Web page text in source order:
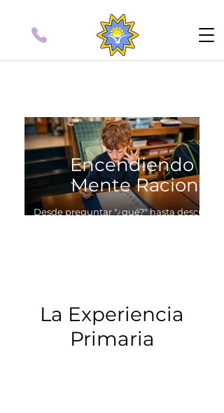
Encendiendo la
Mente Racional
Desde preguntar "¿qué?" hasta descubrir
La Experiencia
Primaria